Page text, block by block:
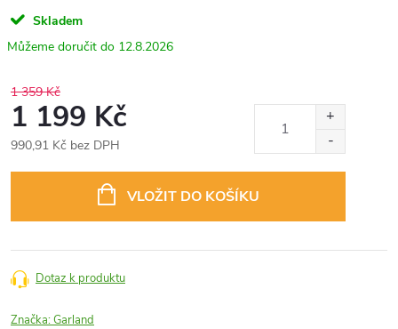
Skladem
12.8.2026
1 359 Kč
1 199 Kč
990,91 Kč bez DPH
VLOŽIT DO KOŠÍKU
Dotaz k produktu
Značka:Garland